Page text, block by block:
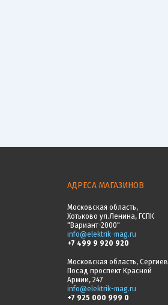
АДРЕСА МАГАЗИНОВ
Московская область,
Хотьково ул.Ленина, ГСПК
"Вариант-2000"
info@elektrik-mag.ru
+7 499 9 920 920
Московская область, Сергиев
Посад проспект Красной
Армии, 247
info@elektrik-mag.ru
+7 925 000 999 0